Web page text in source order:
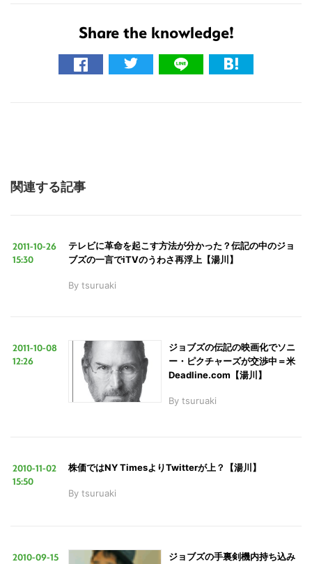
Share the knowledge!
関連する記事
2011-10-26
15:30
テレビに革命を起こす方法が分かった？伝記の中のジョ
ブズの一言でiTVのうわさ再浮上【湯川】
By tsuruaki
2011-10-08
12:26
ジョブズの伝記の映画化でソニ
ー・ピクチャーズが交渉中＝米
Deadline.com【湯川】
By tsuruaki
2010-11-02
15:50
株価ではNY TimesよりTwitterが上？【湯川】
By tsuruaki
2010-09-15 ジョブズの手裏剣機内持ち込み